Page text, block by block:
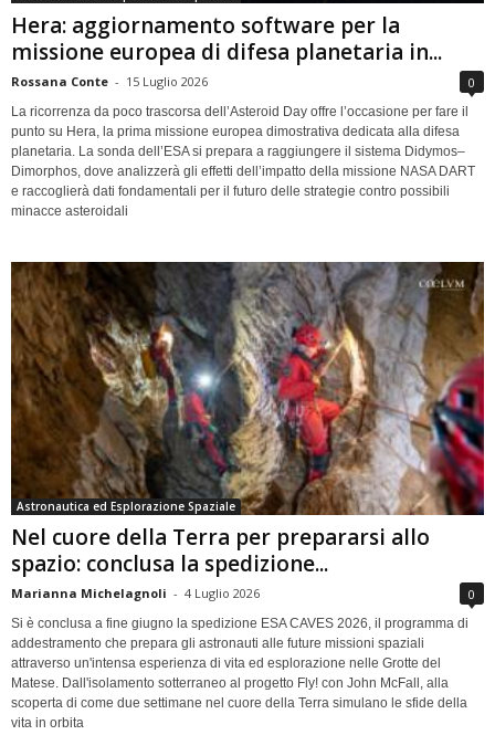
Hera: aggiornamento software per la
missione europea di difesa planetaria in...
Rossana Conte - 15 Luglio 2026 0
La ricorrenza da poco trascorsa dell’Asteroid Day offre l’occasione per fare il
punto su Hera, la prima missione europea dimostrativa dedicata alla difesa
planetaria. La sonda dell’ESA si prepara a raggiungere il sistema Didymos–
Dimorphos, dove analizzerà gli effetti dell’impatto della missione NASA DART
e raccoglierà dati fondamentali per il futuro delle strategie contro possibili
minacce asteroidali
Astronautica ed Esplorazione Spaziale
Nel cuore della Terra per prepararsi allo
spazio: conclusa la spedizione...
Marianna Michelagnoli - 4 Luglio 2026 0
Si è conclusa a fine giugno la spedizione ESA CAVES 2026, il programma di
addestramento che prepara gli astronauti alle future missioni spaziali
attraverso un'intensa esperienza di vita ed esplorazione nelle Grotte del
Matese. Dall'isolamento sotterraneo al progetto Fly! con John McFall, alla
scoperta di come due settimane nel cuore della Terra simulano le sfide della
vita in orbita